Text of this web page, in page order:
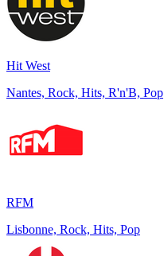
Hit West
Nantes, Rock, Hits, R'n'B, Pop
RFM
Lisbonne, Rock, Hits, Pop